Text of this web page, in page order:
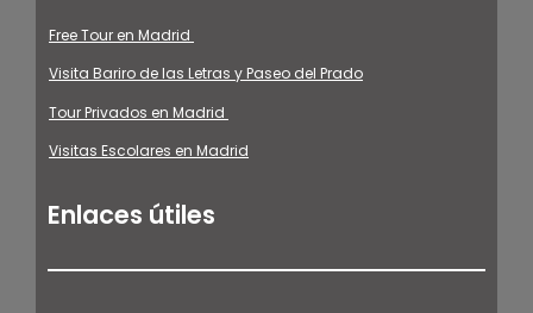
Free Tour en Madrid
Visita Bariro de las Letras y Paseo del Prado
Tour Privados en Madrid
Visitas Escolares en Madrid
Enlaces útiles